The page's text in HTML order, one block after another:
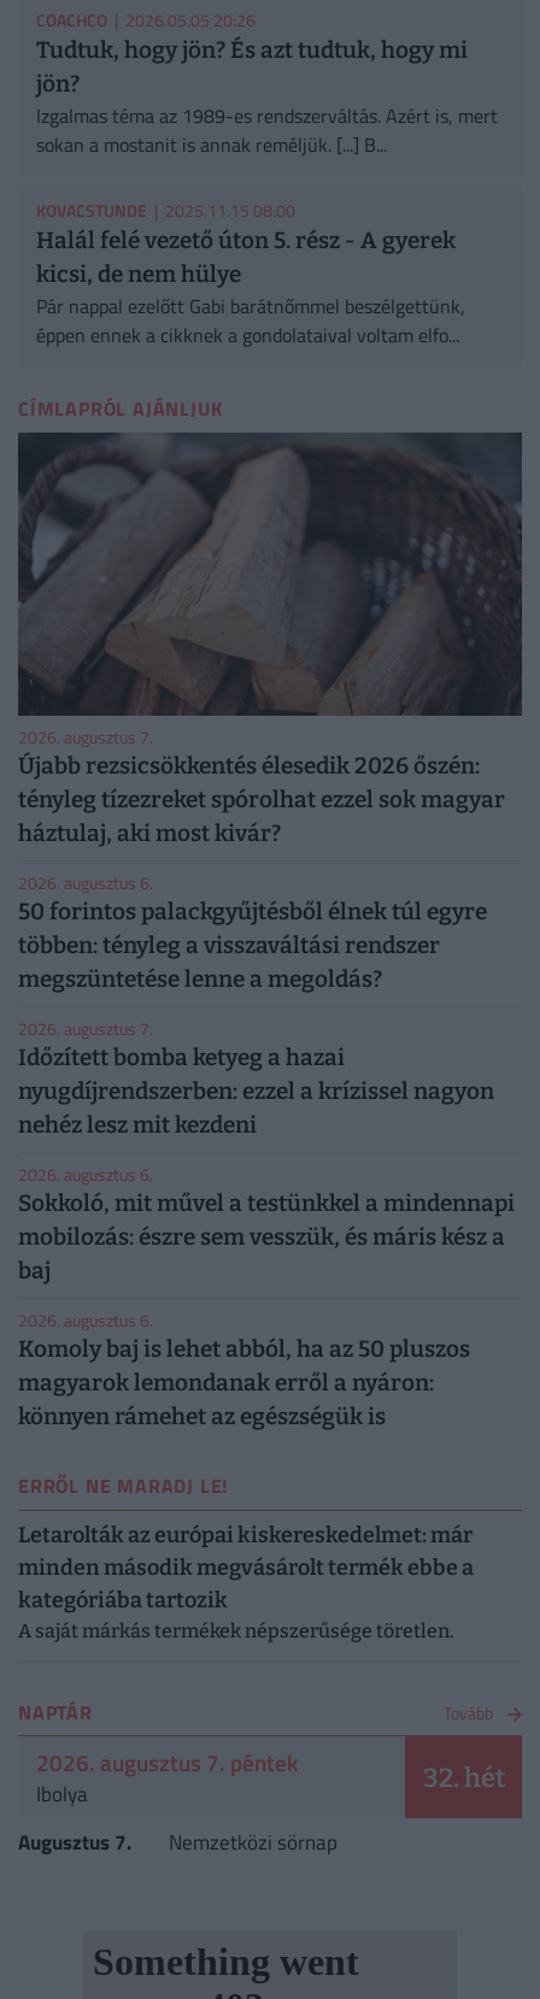
COACHCO | 2026.05.05 20:26
Tudtuk, hogy jön? És azt tudtuk, hogy mi
jön?
Izgalmas téma az 1989-es rendszerváltás. Azért is, mert
sokan a mostanit is annak reméljük. [...] B...
KOVACSTUNDE | 2025.11.15 08:00
Halál felé vezető úton 5. rész - A gyerek
kicsi, de nem hülye
Pár nappal ezelőtt Gabi barátnőmmel beszélgettünk,
éppen ennek a cikknek a gondolataival voltam elfo...
CÍMLAPRÓL AJÁNLJUK
2026. augusztus 7.
Újabb rezsicsökkentés élesedik 2026 őszén:
tényleg tízezreket spórolhat ezzel sok magyar
háztulaj, aki most kivár?
2026. augusztus 6.
50 forintos palackgyűjtésből élnek túl egyre
többen: tényleg a visszaváltási rendszer
megszüntetése lenne a megoldás?
2026. augusztus 7.
Időzített bomba ketyeg a hazai
nyugdíjrendszerben: ezzel a krízissel nagyon
nehéz lesz mit kezdeni
2026. augusztus 6.
Sokkoló, mit művel a testünkkel a mindennapi
mobilozás: észre sem vesszük, és máris kész a
baj
2026. augusztus 6.
Komoly baj is lehet abból, ha az 50 pluszos
magyarok lemondanak erről a nyáron:
könnyen rámehet az egészségük is
ERRŐL NE MARADJ LE!
Letarolták az európai kiskereskedelmet: már
minden második megvásárolt termék ebbe a
kategóriába tartozik
A saját márkás termékek népszerűsége töretlen.
NAPTÁR Tovább
2026. augusztus 7. péntek
Ibolya 32. hét
Augusztus 7. Nemzetközi sörnap